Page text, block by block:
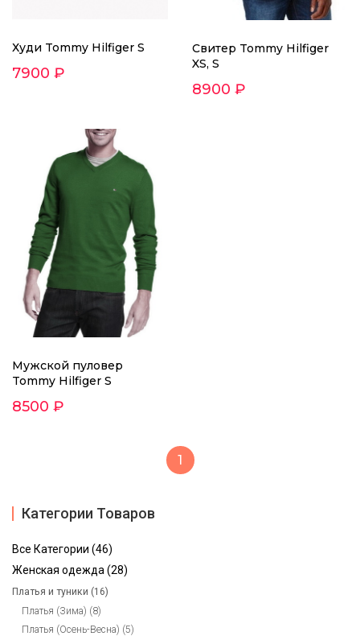
Худи Tommy Hilfiger S
7900 ₽
Cвитер Tommy Hilfiger
XS, S
8900 ₽
Мужской пуловер
Tommy Hilfiger S
8500 ₽
1
Категории Товаров
Все Категории (46)
Женская одежда (28)
Платья и туники (16)
Платья (Зима) (8)
Платья (Осень-Весна) (5)